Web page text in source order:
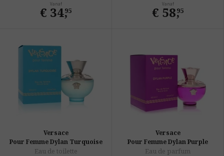
Vanaf
€ 34,
95
Vanaf
€ 58,
95
Versace
Pour Femme Dylan Turquoise
Eau de toilette
Versace
Pour Femme Dylan Purple
Eau de parfum